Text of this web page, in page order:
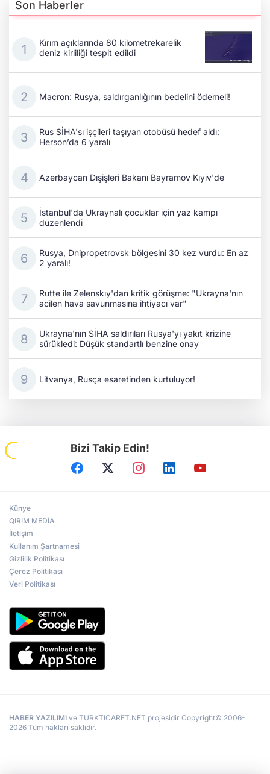
Son Haberler
Kırım açıklarında 80 kilometrekarelik
deniz kirliliği tespit edildi
Macron: Rusya, saldırganlığının bedelini ödemeli!
Rus SİHA'sı işçileri taşıyan otobüsü hedef aldı:
Herson’da 6 yaralı
Azerbaycan Dışişleri Bakanı Bayramov Kıyiv'de
İstanbul'da Ukraynalı çocuklar için yaz kampı
düzenlendi
Rusya, Dnipropetrovsk bölgesini 30 kez vurdu: En az
2 yaralı!
Rutte ile Zelenskıy'dan kritik görüşme: "Ukrayna'nın
acilen hava savunmasına ihtiyacı var"
Ukrayna'nın SİHA saldırıları Rusya'yı yakıt krizine
sürükledi: Düşük standartlı benzine onay
Litvanya, Rusça esaretinden kurtuluyor!
Bizi Takip Edin!
Künye
QIRIM MEDİA
İletişim
Kullanım Şartnamesi
Gizlilik Politikası
Çerez Politikası
Veri Politikası
HABER YAZILIMI ve TURKTICARET.NET projesidir Copyright© 2006-
2026 Tüm hakları saklıdır.